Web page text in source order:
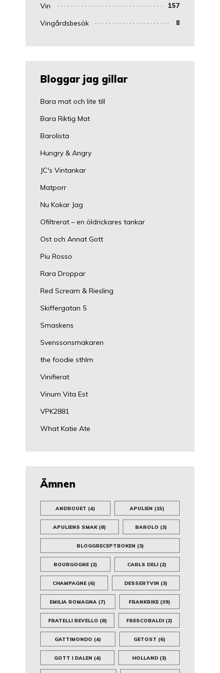
Vin 157
Vingårdsbesök 8
Bloggar jag gillar
Bara mat och lite till
Bara Riktig Mat
Barolista
Hungry & Angry
JC's Vintankar
Matporr
Nu Kokar Jag
Ofiltrerat – en öldrickares tankar
Ost och Annat Gott
Piu Rosso
Rara Droppar
Red Scream & Riesling
Skiffergatan 5
Smaskens
Svenssonsmakaren
the foodie sthlm
Vinifierat
Vinum Vita Est
VPK2881
What Katie Ate
Ämnen
ANDROUET (4) APULIEN (15)
APULIENS SMAK(8) BAROLO (3)
BLOGGRECEPTBOKEN (3)
BOURGOGNE(2) CARLS DELI (2)
CHAMPAGNE (6) DESSERTVIN (3)
EMILIA ROMAGNA (7) FRANKRIKE(39)
FRATELLI REVELLO (8) FRESCOBALDI(2)
GATTIMONDO (4) GETOST (6)
GOTT I DALEN (4) HOLLAND(3)